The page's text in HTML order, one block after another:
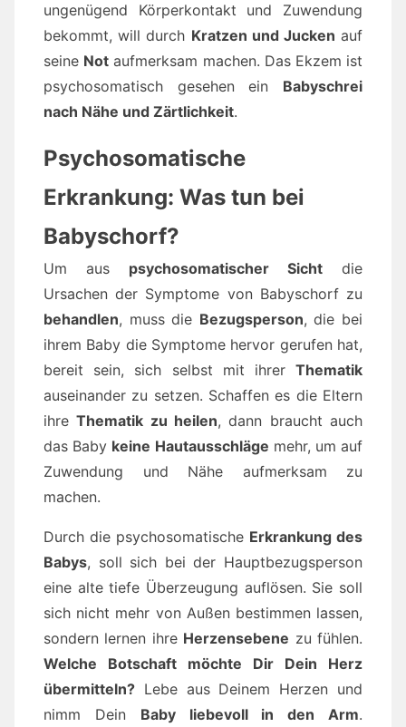
ungenügend Körperkontakt und Zuwendung
bekommt, will durch Kratzen und Jucken auf
seine Not aufmerksam machen. Das Ekzem ist
psychosomatisch gesehen ein Babyschrei
nach Nähe und Zärtlichkeit.
Psychosomatische
Erkrankung: Was tun bei
Babyschorf?
Um aus psychosomatischer Sicht die
Ursachen der Symptome von Babyschorf zu
behandlen, muss die Bezugsperson, die bei
ihrem Baby die Symptome hervor gerufen hat,
bereit sein, sich selbst mit ihrer Thematik
auseinander zu setzen. Schaffen es die Eltern
ihreThematik zu heilen, dann braucht auch
das Baby keine Hautausschläge mehr, um auf
Zuwendung und Nähe aufmerksam zu
machen.
Durch die psychosomatische Erkrankung des
Babys, soll sich bei der Hauptbezugsperson
eine alte tiefe Überzeugung auflösen. Sie soll
sich nicht mehr von Außen bestimmen lassen,
sondern lernen ihre Herzensebene zu fühlen.
Welche Botschaft möchte Dir Dein Herz
übermitteln? Lebe aus Deinem Herzen und
nimm Dein Baby liebevoll in den Arm.